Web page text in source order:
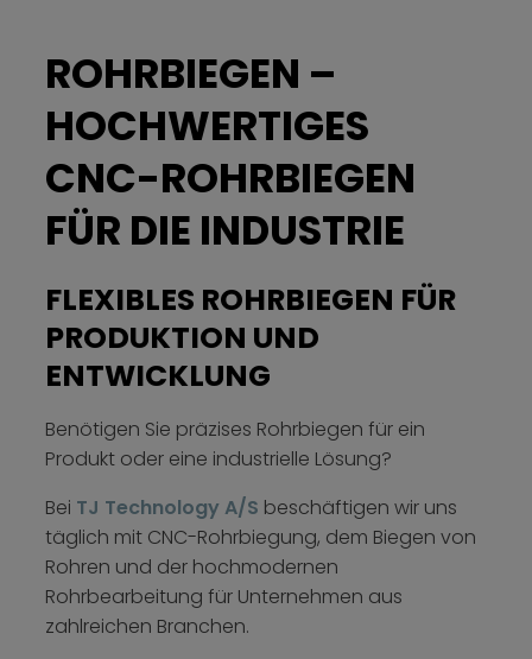
ROHRBIEGEN –
HOCHWERTIGES
CNC-ROHRBIEGEN
FÜR DIE INDUSTRIE
FLEXIBLES ROHRBIEGEN FÜR
PRODUKTION UND
ENTWICKLUNG
Benötigen Sie präzises Rohrbiegen für ein
Produkt oder eine industrielle Lösung?
Bei TJ Technology A/S beschäftigen wir uns
täglich mit CNC-Rohrbiegung, dem Biegen von
Rohren und der hochmodernen
Rohrbearbeitung für Unternehmen aus
zahlreichen Branchen.